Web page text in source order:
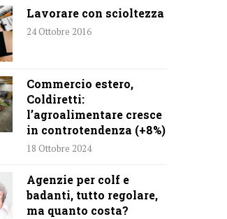
Lavorare con scioltezza
24 Ottobre 2016
Commercio estero,
Coldiretti:
l’agroalimentare cresce
in controtendenza (+8%)
18 Ottobre 2024
Agenzie per colf e
badanti, tutto regolare,
ma quanto costa?